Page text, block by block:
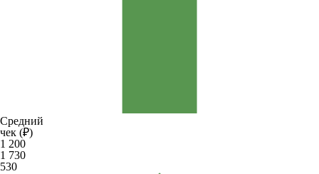
Средний
чек (₽)
1 200
1 730
530